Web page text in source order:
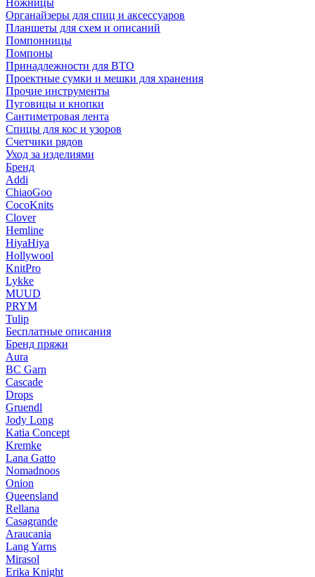
Ножницы
Органайзеры для спиц и аксессуаров
Планшеты для схем и описаний
Помпонницы
Помпоны
Принадлежности для ВТО
Проектные сумки и мешки для хранения
Прочие инструменты
Пуговицы и кнопки
Сантиметровая лента
Спицы для кос и узоров
Счетчики рядов
Уход за изделиями
Бренд
Addi
ChiaoGoo
CocoKnits
Clover
Hemline
HiyaHiya
Hollywool
KnitPro
Lykke
MUUD
PRYM
Tulip
Бесплатные описания
Бренд пряжи
Aura
BC Garn
Cascade
Drops
Gruendl
Jody Long
Katia Concept
Kremke
Lana Gatto
Nomadnoos
Onion
Queensland
Rellana
Casagrande
Araucania
Lang Yarns
Mirasol
Erika Knight